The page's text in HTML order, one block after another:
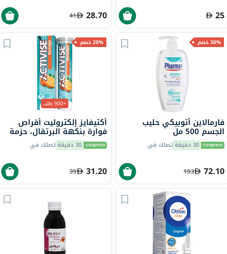
25
28.70
41
30% خصم
فارمالاين أتوبيكي حليب
الجسم 500 مل
30 دقيقة تصلك في
72.10
103
20% خصم
+900 طلب
أكتيفايز إلكتروليت أقراص
فوارة بنكهة البرتقال، حزمة
من 20 30 دقيقة تصلك في
31.20
39